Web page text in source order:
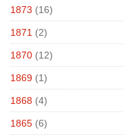
1873 (16)
1871 (2)
1870 (12)
1869 (1)
1868 (4)
1865 (6)